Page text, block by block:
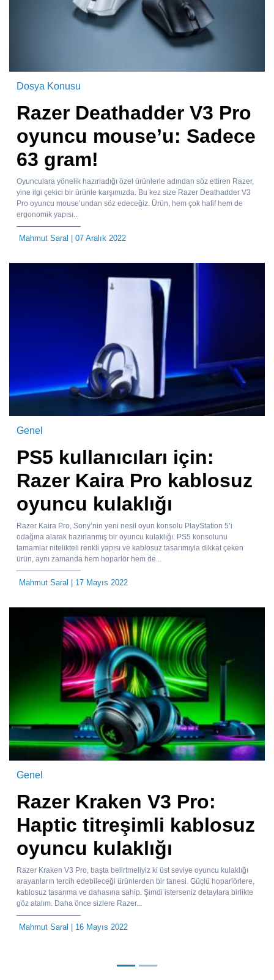
Dosya Konusu
Razer Deathadder V3 Pro
oyuncu mouse’u: Sadece
63 gram!
Oyunculara yönelik hazırladığı özel ürünlerle adından söz ettiren Razer,
yine ilgi çekici bir ürünle karşımızda. Bu kez size Razer Deathadder V3
Pro oyuncu mouse’undan söz edeceğiz. Ürün, hem çok hafif hem de
ergonomik yapısı...
Mahmut Saral | 07 Aralık 2022
Genel
PS5 kullanıcıları için:
Razer Kaira Pro kablosuz
oyuncu kulaklığı
Razer Kaira Pro, Sony’nin yeni nesil oyun konsolu PlayStation 5’i
odağına alarak hazırlanmış bir oyuncu kulaklığı. PS5 konsolunu
tamamlar nitelikteli renkli yapısı ve kablosuz tasarımıyla dikkat çeken
ürün, aynı zamanda hem hoparlör hem de...
Mahmut Saral | 17 Mayıs 2022
Genel
Razer Kraken V3 Pro:
Haptic titreşimli kablosuz
oyuncu kulaklığı
Razer Kraken V3 Pro, başta belirtmeliyiz ki üst seviye oyuncu kulaklığı
arayanların tercih edebileceği ürünlerden bir tanesi. Güçlü hoparlörlere,
kablosuz tasarıma ve dahasına sahip. Şimdi isterseniz detaylara birlikte
göz atalım. Daha önce sizlere Razer...
Mahmut Saral | 16 Mayıs 2022